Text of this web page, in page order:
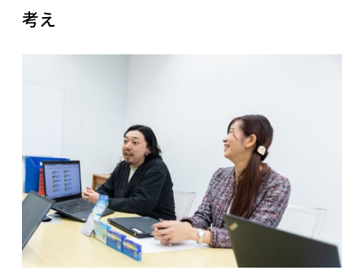
考え